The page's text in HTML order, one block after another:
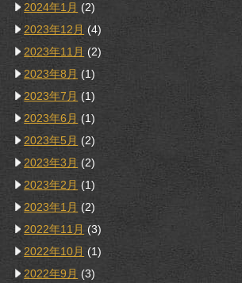
2024年1月 (2)
2023年12月 (4)
2023年11月 (2)
2023年8月 (1)
2023年7月 (1)
2023年6月 (1)
2023年5月 (2)
2023年3月 (2)
2023年2月 (1)
2023年1月 (2)
2022年11月 (3)
2022年10月 (1)
2022年9月 (3)